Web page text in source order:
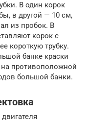
В один корок
в другой — 10 см,
из пробок. В
корок с
короткую трубку.
банке краски
противоположной
большой банки.